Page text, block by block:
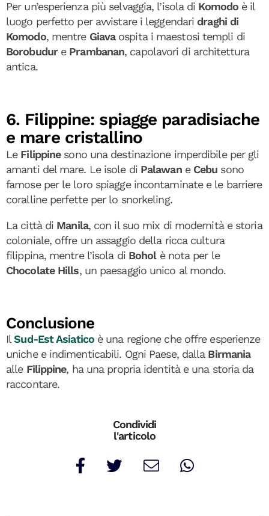
Per un’esperienza più selvaggia, l’isola di Komodo è il
luogo perfetto per avvistare i leggendaridraghi di
Komodo, mentre Giavaospita i maestosi templi di
Borobudure Prambanan, capolavori di architettura
antica.
6. Filippine: spiagge paradisiache
e mare cristallino
Le Filippinesono una destinazione imperdibile per gli
amanti del mare. Le isole di Palawane Cebu sono
famose per le loro spiagge incontaminate e le barriere
coralline perfette per lo snorkeling.
La città di Manila, con il suo mix di modernità e storia
coloniale, offre un assaggio della ricca cultura
filippina, mentre l’isola di Boholè nota per le
Chocolate Hills, un paesaggio unico al mondo.
Conclusione
IlSud-Est Asiaticoè una regione che offre esperienze
uniche e indimenticabili. Ogni Paese, dalla Birmania
alle Filippine, ha una propria identità e una storia da
raccontare.
Condividi
l'articolo